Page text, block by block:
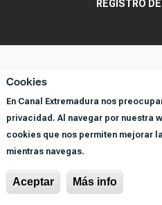
Cookies
En Canal Extremadura nos
privacidad. Al navegar por nuestra
cookies que nos permiten mejorar
mientras navegas.
Aceptar Más info
REGISTRO